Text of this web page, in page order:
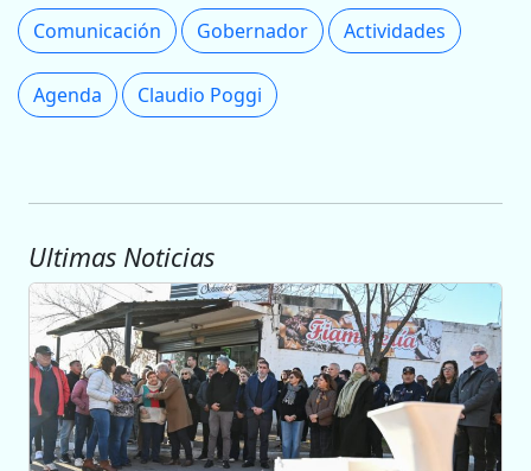
Comunicación Gobernador Actividades
Agenda Claudio Poggi
Ultimas Noticias